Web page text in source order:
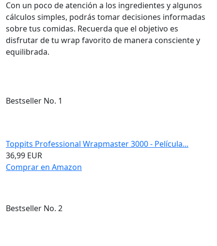
Con un poco de atención a los ingredientes y algunos
cálculos simples, podrás tomar decisiones informadas
sobre tus comidas. Recuerda que el objetivo es
disfrutar de tu wrap favorito de manera consciente y
equilibrada.
Bestseller No. 1
Toppits Professional Wrapmaster 3000 - Película...
36,99 EUR
Comprar en Amazon
Bestseller No. 2